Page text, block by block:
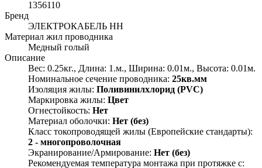
1356110
Бренд
ЭЛЕКТРОКАБЕЛЬ НН
Материал жил проводника
Медный голый
Описание
Вес: 0.25кг., Длина: 1.м., Ширина: 0.01м., Высота: 0.01м.
Номинальное сечение проводника: 25кв.мм
Изоляция жилы: Поливинилхлорид (PVC)
Маркировка жилы: Цвет
Огнестойкость: Нет
Материал оболочки: Нет (без)
Класс токопроводящей жилы (Европейские стандарты):
2 - многопроволочная
Экранирование/Армирование: Нет (без)
Рекомендуемая температура монтажа при протяжке с: